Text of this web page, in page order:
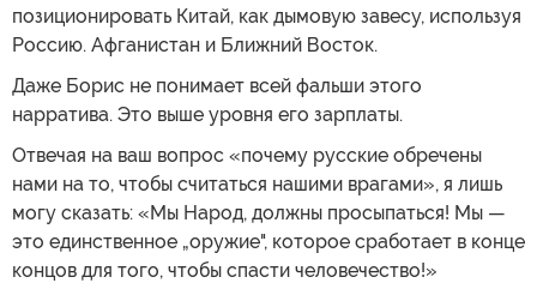
позиционировать Китай, как дымовую завесу, используя
Россию. Афганистан и Ближний Восток.
Даже Борис не понимает всей фальши этого
нарратива. Это выше уровня его зарплаты.
Отвечая на ваш вопрос «почему русские обречены
нами на то, чтобы считаться нашими врагами», я лишь
могу сказать: «Мы Народ, должны просыпаться! Мы —
это единственное „оружие", которое сработает в конце
концов для того, чтобы спасти человечество!»